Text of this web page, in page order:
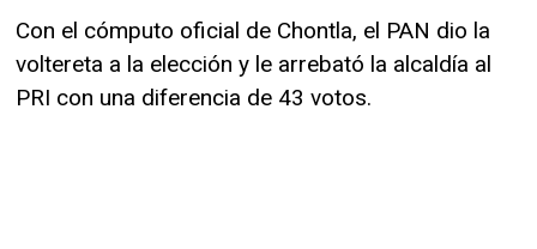
Con el cómputo oficial de Chontla, el PAN dio la
voltereta a la elección y le arrebató la alcaldía al
PRI con una diferencia de 43 votos.